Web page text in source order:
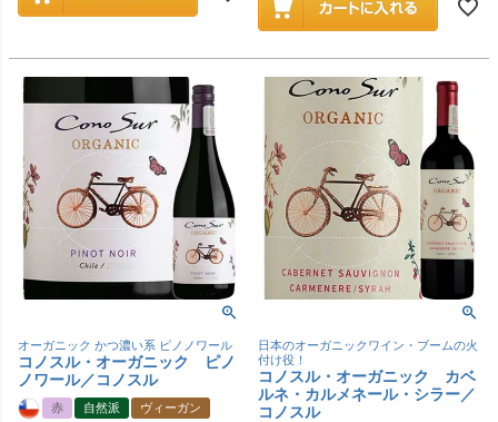
オーガニック かつ濃い系 ピノノワール
コノスル・オーガニック ピノ
ノワール／コノスル
赤 自然派
ヴィーガン
日本のオーガニックワイン・ブームの火
付け役！
コノスル・オーガニック カベ
ルネ・カルメネール・シラー／
コノスル